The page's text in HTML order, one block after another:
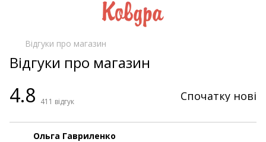
Відгуки про магазин
Відгуки про магазин
4.8 411 відгук Спочатку нові
Ольга Гавриленко